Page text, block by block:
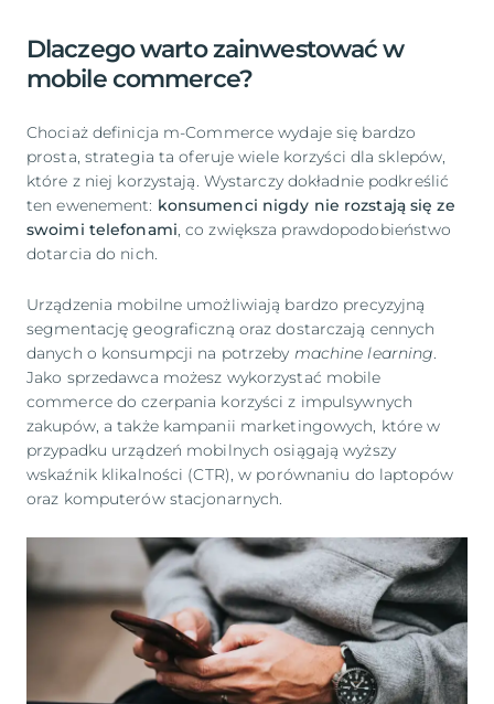
Dlaczego warto zainwestować w
mobile commerce?
Chociaż definicja m-Commerce wydaje się bardzo
prosta, strategia ta oferuje wiele korzyści dla sklepów,
które z niej korzystają. Wystarczy dokładnie podkreślić
ten ewenement: konsumenci nigdy nie rozstają się ze
swoimi telefonami, co zwiększa prawdopodobieństwo
dotarcia do nich.
Urządzenia mobilne umożliwiają bardzo precyzyjną
segmentację geograficzną oraz dostarczają cennych
danych o konsumpcji na potrzeby machine learning.
Jako sprzedawca możesz wykorzystać mobile
commerce do czerpania korzyści z impulsywnych
zakupów, a także kampanii marketingowych, które w
przypadku urządzeń mobilnych osiągają wyższy
wskaźnik klikalności (CTR), w porównaniu do laptopów
oraz komputerów stacjonarnych.